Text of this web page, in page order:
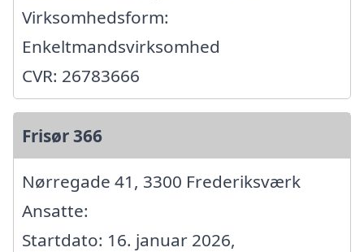
Virksomhedsform:
Enkeltmandsvirksomhed
CVR: 26783666
Frisør 366
Nørregade 41, 3300 Frederiksværk
Ansatte:
Startdato: 16. januar 2026,